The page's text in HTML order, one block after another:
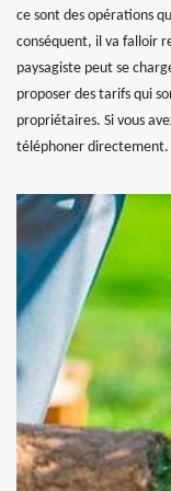
ce sont des opérations
conséquent, il va falloir
paysagiste peut se
proposer des tarifs qui
propriétaires. Si vous
téléphoner directement.